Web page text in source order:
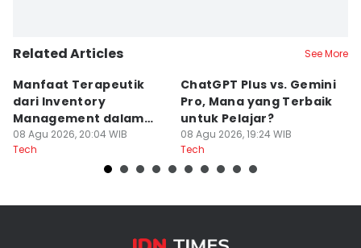
Related Articles See More
Manfaat Terapeutik
dari Inventory
Management dalam
Cozy Game
08 Agu 2026, 20:04 WIB
Tech
ChatGPT Plus vs. Gemini
Pro, Mana yang Terbaik
untuk Pelajar?
08 Agu 2026, 19:24 WIB
Tech